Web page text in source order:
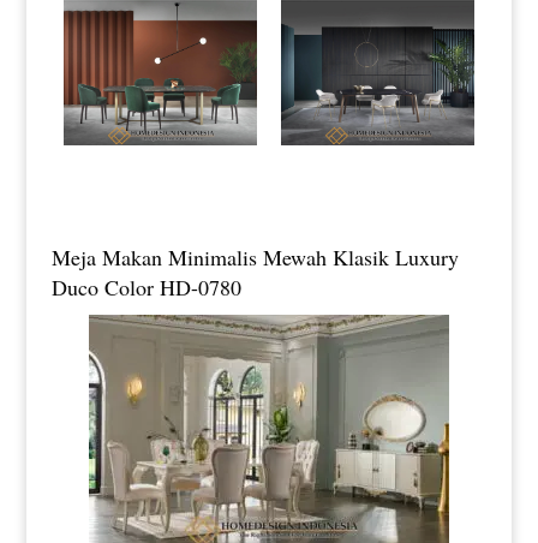
Meja Makan Minimalis Mewah Klasik Luxury
Duco Color HD-0780